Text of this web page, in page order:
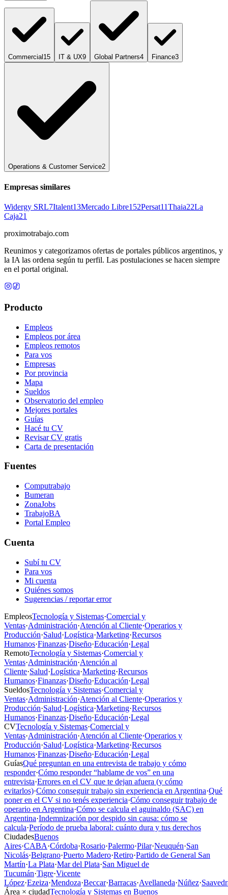
Commercial 15 IT & UX9 Global Partners4 Finance3
Operations & Customer Service2
Empresas similares
Widergy SRL7Italent13Mercado Libre152Persat11Thaia22La
Caja21
proximotrabajo.com
Reunimos y categorizamos ofertas de portales públicos argentinos, y
la IA las ordena según tu perfil. Las postulaciones se hacen siempre
en el portal original.
Producto
Empleos
Empleos por área
Empleos remotos
Para vos
Empresas
Por provincia
Mapa
Sueldos
Observatorio del empleo
Mejores portales
Guías
Hacé tu CV
Revisar CV gratis
Carta de presentación
Fuentes
Computrabajo
Bumeran
ZonaJobs
TrabajoBA
Portal Empleo
Cuenta
Subí tu CV
Para vos
Mi cuenta
Quiénes somos
Sugerencias / reportar error
EmpleosTecnología y Sistemas·Comercial y
Ventas·Administración·Atención al Cliente·Operarios y
Producción·Salud·Logística·Marketing·Recursos
Humanos·Finanzas·Diseño·Educación·Legal
RemotoTecnología y Sistemas·Comercial y
Ventas·Administración·Atención al
Cliente·Salud·Logística·Marketing·Recursos
Humanos·Finanzas·Diseño·Educación·Legal
SueldosTecnología y Sistemas·Comercial y
Ventas·Administración·Atención al Cliente·Operarios y
Producción·Salud·Logística·Marketing·Recursos
Humanos·Finanzas·Diseño·Educación·Legal
CVTecnología y Sistemas·Comercial y
Ventas·Administración·Atención al Cliente·Operarios y
Producción·Salud·Logística·Marketing·Recursos
Humanos·Finanzas·Diseño·Educación·Legal
GuíasQué preguntan en una entrevista de trabajo y cómo
responder·Cómo responder “hablame de vos” en una
entrevista·Errores en el CV que te dejan afuera (y cómo
evitarlos)·Cómo conseguir trabajo sin experiencia en Argentina·Qué
poner en el CV si no tenés experiencia·Cómo conseguir trabajo de
operario en Argentina·Cómo se calcula el aguinaldo (SAC) en
Argentina·Indemnización por despido sin causa: cómo se
calcula·Período de prueba laboral: cuánto dura y tus derechos
CiudadesBuenos
Aires·CABA·Córdoba·Rosario·Palermo·Pilar·Neuquén·San
Nicolás·Belgrano·Puerto Madero·Retiro·Partido de General San
Martín·La Plata·Mar del Plata·San Miguel de
Tucumán·Tigre·Vicente
López·Ezeiza·Mendoza·Beccar·Barracas·Avellaneda·Núñez·
Área × ciudadTecnología y Sistemas en Buenos